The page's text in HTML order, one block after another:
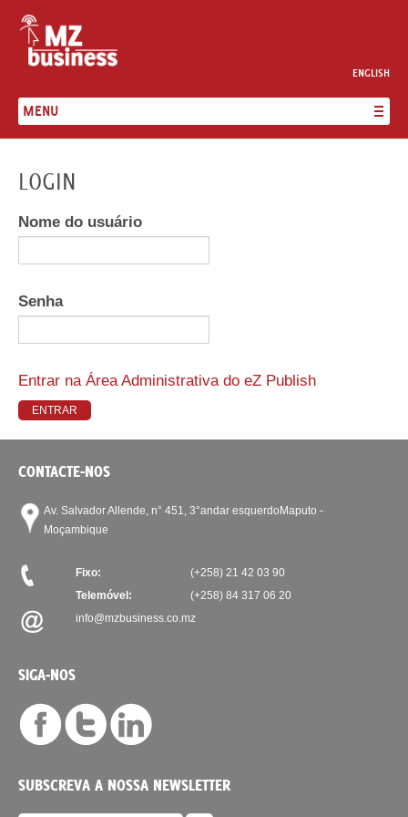
ENGLISH
MENU
CONSULTORIA
CLIENTES
CONTACTOS
LOGIN
Nome do usuário
Senha
Entrar na Área Administrativa do eZ Publish
CONTACTE-NOS
Av. Salvador Allende, n° 451, 3°andar esquerdoMaputo -
Moçambique
Fixo:
(+258) 21 42 03 90
Telemóvel:
(+258) 84 317 06 20
info@mzbusiness.co.mz
SIGA-NOS
SUBSCREVA A NOSSA NEWSLETTER